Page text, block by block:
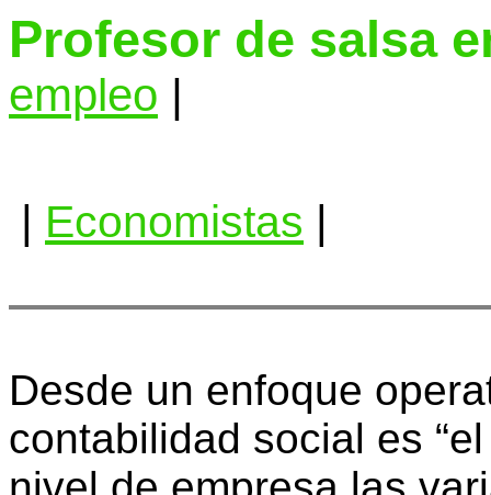
Profesor de salsa
empleo |
Economistas
Desde un enfoque
contabilidad social es